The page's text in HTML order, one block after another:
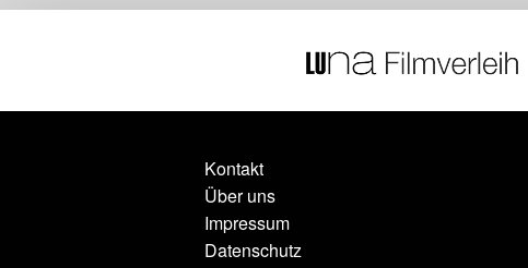
Kontakt
Über uns
Impressum
Datenschutz